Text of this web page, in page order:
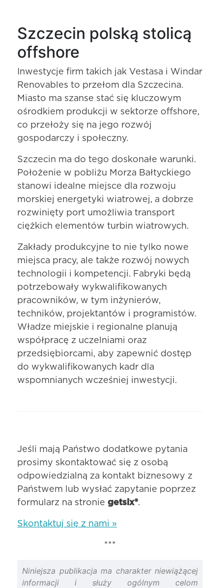
Szczecin polską stolicą
offshore
Inwestycje firm takich jak Vestasa i Windar
Renovables to przełom dla Szczecina.
Miasto ma szanse stać się kluczowym
ośrodkiem produkcji w sektorze offshore,
co przełoży się na jego rozwój
gospodarczy i społeczny.
Szczecin ma do tego doskonałe warunki.
Położenie w pobliżu Morza Bałtyckiego
stanowi idealne miejsce dla rozwoju
morskiej energetyki wiatrowej, a dobrze
rozwinięty port umożliwia transport
ciężkich elementów turbin wiatrowych.
Zakłady produkcyjne to nie tylko nowe
miejsca pracy, ale także rozwój nowych
technologii i kompetencji. Fabryki będą
potrzebowały wykwalifikowanych
pracowników, w tym inżynierów,
techników, projektantów i programistów.
Władze miejskie i regionalne planują
współpracę z uczelniami oraz
przedsiębiorcami, aby zapewnić dostęp
do wykwalifikowanych kadr dla
wspomnianych wcześniej inwestycji.
Jeśli mają Państwo dodatkowe pytania
prosimy skontaktować się z osobą
odpowiedzialną za kontakt biznesowy z
Państwem lub wysłać zapytanie poprzez
formularz na stronie getsix®.
Skontaktuj się z nami »
***
Niniejsza publikacja ma charakter niewiążącej
informacji i służy ogólnym celom